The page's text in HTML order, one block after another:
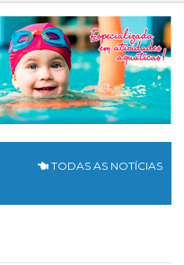
TODAS AS NOTÍCIAS